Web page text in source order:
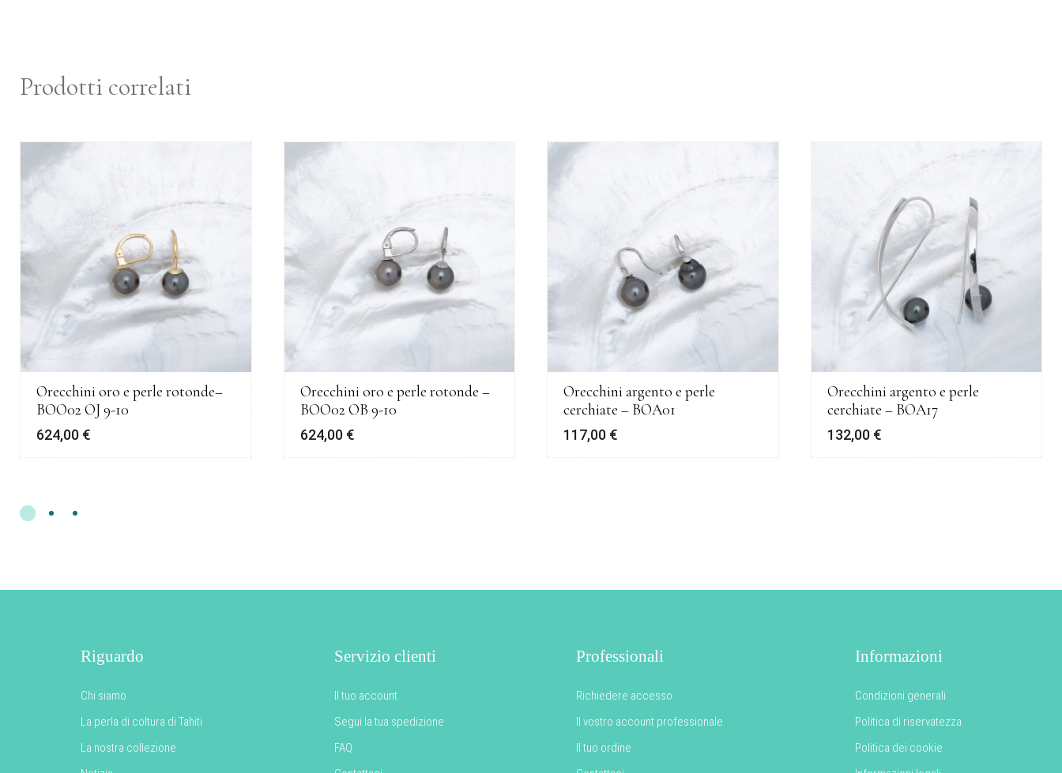
Prodotti correlati
Orecchini oro e perle rotonde–
BOO02 OJ 9-10
624,00 €
Orecchini oro e perle rotonde –
BOO02 OB 9-10
624,00 €
Orecchini argento e perle
cerchiate – BOA01
117,00 €
Orecchini argento e perle
cerchiate – BOA17
132,00 €
Riguardo
Chi siamo
La perla di coltura di Tahiti
La nostra collezione
Servizio clienti
Il tuo account
Segui la tua spedizione
FAQ
Professionali
Richiedere accesso
Il vostro account professionale
Il tuo ordine
Informazioni
Condizioni generali
Politica di riservatezza
Politica dei cookie